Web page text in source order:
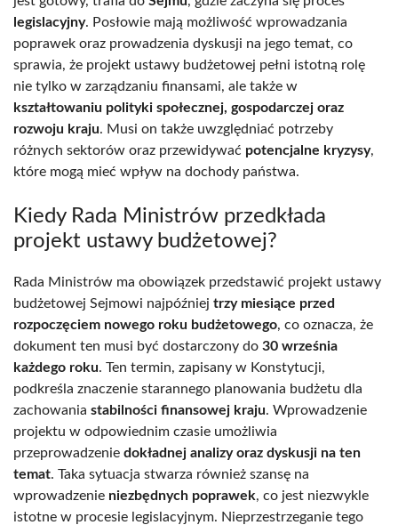
legislacyjny. Posłowie mają możliwość wprowadzania
poprawek oraz prowadzenia dyskusji na jego temat, co
sprawia, że projekt ustawy budżetowej pełni istotną rolę
nie tylko w zarządzaniu finansami, ale także w
kształtowaniu polityki społecznej, gospodarczej oraz
rozwoju kraju. Musi on także uwzględniać potrzeby
różnych sektorów oraz przewidywać potencjalne kryzysy,
które mogą mieć wpływ na dochody państwa.
Kiedy Rada Ministrów przedkłada
projekt ustawy budżetowej?
Rada Ministrów ma obowiązek przedstawić projekt ustawy
budżetowej Sejmowi najpóźniej trzy miesiące przed
rozpoczęciem nowego roku budżetowego, co oznacza, że
dokument ten musi być dostarczony do 30 września
każdego roku. Ten termin, zapisany w Konstytucji,
podkreśla znaczenie starannego planowania budżetu dla
zachowania stabilności finansowej kraju. Wprowadzenie
projektu w odpowiednim czasie umożliwia
przeprowadzenie dokładnej analizy oraz dyskusji na ten
temat. Taka sytuacja stwarza również szansę na
wprowadzenie niezbędnych poprawek, co jest niezwykle
istotne w procesie legislacyjnym. Nieprzestrzeganie tego